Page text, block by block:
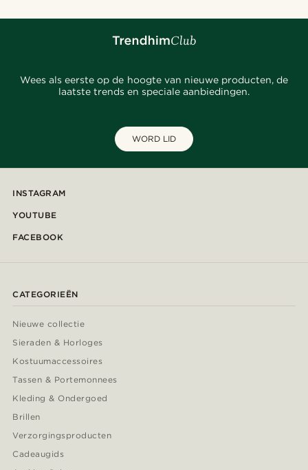
Wees als eerste op de hoogte van nieuwe producten, de
laatste trends en speciale aanbiedingen.
WORD LID
INSTAGRAM
YOUTUBE
FACEBOOK
CATEGORIEËN
Nieuwe collectie
Sieraden & Horloges
Kostuumaccessoires
Tassen & Portemonnees
Kleding & Ondergoed
Brillen
Verzorgingsproducten
Cadeaugids